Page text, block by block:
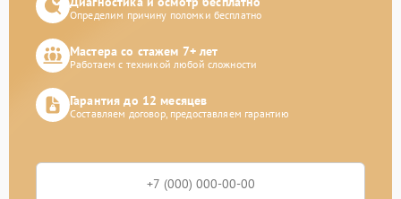
Определим причину поломки бесплатно
Мастера со стажем 7+ лет
Работаем с техникой любой сложности
Гарантия до 12 месяцев
Составляем договор, предоставляем гарантию